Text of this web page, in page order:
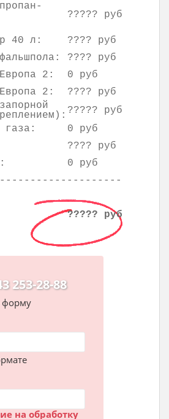
????? руб
40 л:
???? руб
???? руб
2:
0 руб
2:
???? руб
????? руб
газа:
0 руб
???? руб
0 руб
????? руб
253-28-88
форму
на обработку